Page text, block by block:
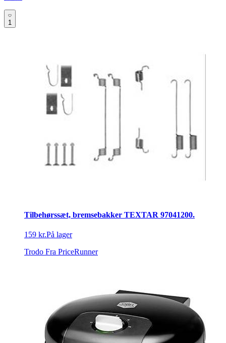
1
Tilbehørssæt, bremsebakker TEXTAR 97041200.
159 kr.På lager
Trodo Fra PriceRunner